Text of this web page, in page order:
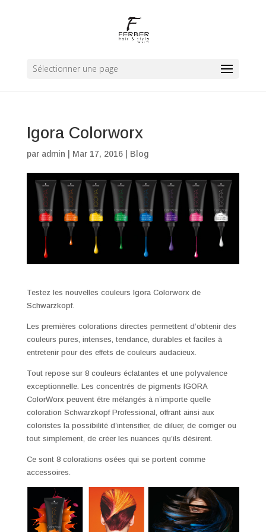
Sélectionner une page
Igora Colorworx
par admin Mar 17, 2016| Blog
Testez les nouvelles couleurs Igora Colorworx de
Schwarzkopf.
Les premières colorations directes permettent d’obtenir des
couleurs pures, intenses, tendance, durables et faciles à
entretenir pour des effets de couleurs audacieux.
Tout repose sur 8 couleurs éclatantes et une polyvalence
exceptionnelle. Les concentrés de pigments IGORA
ColorWorx peuvent être mélangés à n’importe quelle
coloration Schwarzkopf Professional, offrant ainsi aux
coloristes la possibilité d’intensifier, de diluer, de corriger ou
tout simplement, de créer les nuances qu’ils désirent.
Ce sont 8 colorations osées qui se portent comme
accessoires.